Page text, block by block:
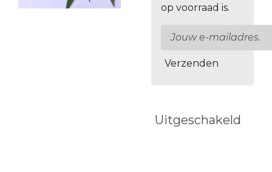
op voorraad is.
Verzenden
Uitgeschakeld